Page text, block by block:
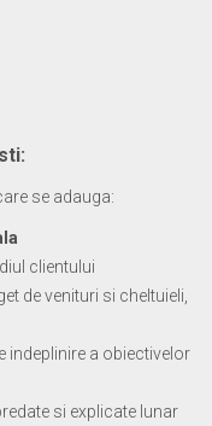
se adauga:
clientului
de venituri si cheltuieli,
indeplinire a obiectivelor
si explicate lunar